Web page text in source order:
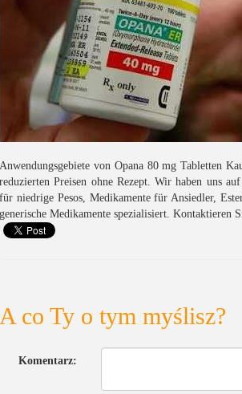
Anwendungsgebiete von Opana 80 mg Tabletten
reduzierten Preisen ohne Rezept. Wir haben uns
für niedrige Pesos, Medikamente für Ansiedler,
generische Medikamente spezialisiert. Kontaktieren
A co Ty o tym myślisz?
Komentarz: